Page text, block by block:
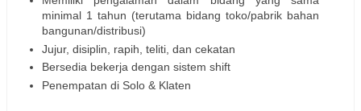
minimal 1 tahun (terutama bidang toko/pabrik bahan
bangunan/distribusi)
Jujur, disiplin, rapih, teliti, dan cekatan
Bersedia bekerja dengan sistem shift
Penempatan di Solo & Klaten